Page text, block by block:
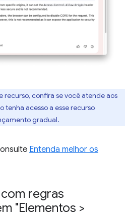
recurso, confira se você atende aos
tenha acesso a esse recurso
gradual.
Entenda melhor os
regras
"Elementos >